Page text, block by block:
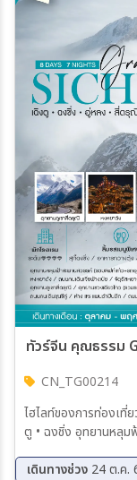
ทัวร์จีน คุณธรรม
CN_TG00214
ไฮไลท์ของการท่องเที่
ตู • ฉงชิ่ง อุทยานหลุม
ซอยกว้างแคบ
เดินทางช่วง 24 ต.ค.